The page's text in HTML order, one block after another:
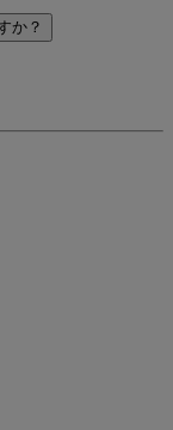
か？